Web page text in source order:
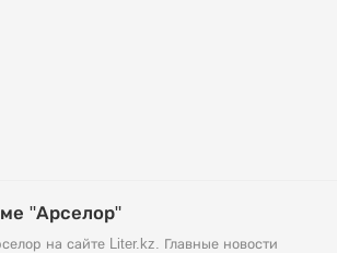
"Арселор"
на сайте Liter.kz. Главные новости